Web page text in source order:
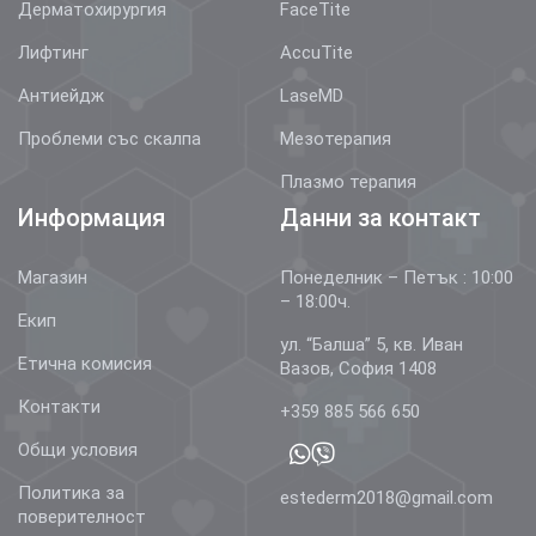
Дерматохирургия
Лифтинг
Антиейдж
Проблеми със скалпа
FaceTite
AccuTite
LaseMD
Мезотерапия
Плазмо терапия
Информация
Магазин
Екип
Етична комисия
Контакти
Общи условия
Политика за
поверителност
Данни за контакт
Понеделник – Петък : 10:00
– 18:00ч.
ул. “Балша” 5, кв. Иван
Вазов, София 1408
+359 885 566 650
estederm2018@gmail.com